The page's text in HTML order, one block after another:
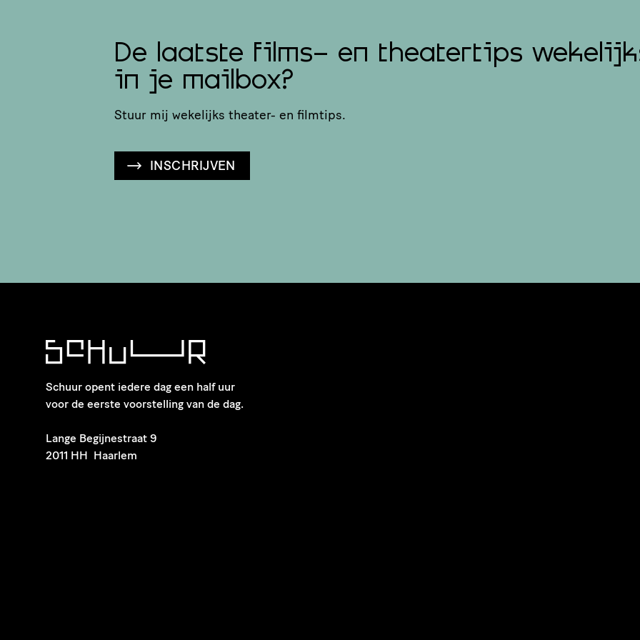
De laatste films- en theatertips
in je mailbox?
Stuur mij wekelijks theater- en filmtips.
INSCHRIJVEN
Schuur opent iedere dag een half uur
voor de eerste voorstelling van de dag.
​Lange Begijnestraat 9
2011 HH Haarlem